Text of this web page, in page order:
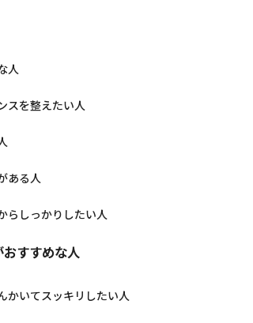
人
スを整えたい人
ある人
らしっかりしたい人
すすめな人
かいてスッキリしたい人